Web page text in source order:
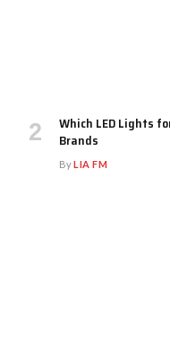
Which LED Lights
Brands
ByLIA FM